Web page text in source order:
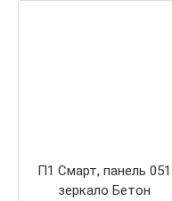
П1 Смарт, панель 051
зеркало Бетон